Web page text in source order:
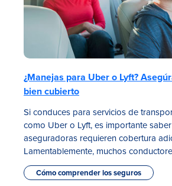
¿Manejas para Uber o Lyft?
bien cubierto
Si conduces para servicios de
como Uber o Lyft, es importante
aseguradoras requieren cobertura
Lamentablemente, muchos
Cómo comprender los seguros